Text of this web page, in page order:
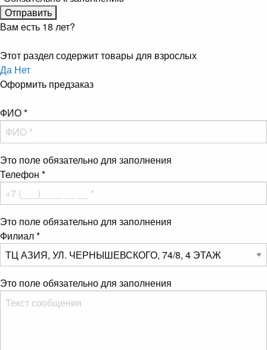
Вам есть 18 лет?
Этот раздел содержит товары для взрослых
Да Нет
Оформить предзаказ
ФИО*
Это поле обязательно для заполнения
Телефон *
Это поле обязательно для заполнения
Филиал*
Это поле обязательно для заполнения